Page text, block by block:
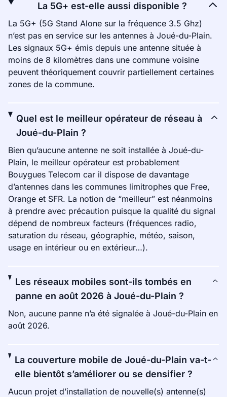
La 5G+ est-elle aussi disponible ?
La 5G+ (5G Stand Alone sur la fréquence 3.5 Ghz)
n’est pas en service sur les antennes à Joué-du-Plain.
Les signaux 5G+ émis depuis une antenne située à
moins de 8 kilomètres dans une commune voisine
peuvent théoriquement couvrir partiellement certaines
zones de la commune.
Quel est le meilleur opérateur de réseau à
Joué-du-Plain ?
Bien qu’aucune antenne ne soit installée à Joué-du-
Plain, le meilleur opérateur est probablement
Bouygues Telecom car il dispose de davantage
d’antennes dans les communes limitrophes que Free,
Orange et SFR. La notion de “meilleur” est néanmoins
à prendre avec précaution puisque la qualité du signal
dépend de nombreux facteurs (fréquences radio,
saturation du réseau, géographie, météo, saison,
usage en intérieur ou en extérieur…).
Les réseaux mobiles sont-ils tombés en
panne en août 2026 à Joué-du-Plain ?
Non, aucune panne n’a été signalée à Joué-du-Plain en
août 2026.
La couverture mobile de Joué-du-Plain va-t-
elle bientôt s’améliorer ou se densifier ?
Aucun projet d’installation de nouvelle(s) antenne(s)